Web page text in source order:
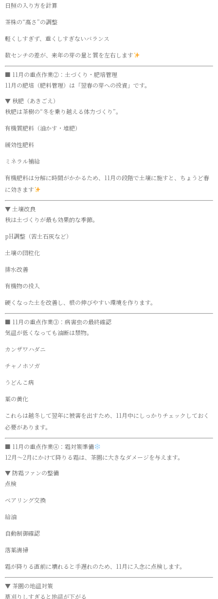
日照の入り方を計算
茶株の“高さ”の調整
軽くしすぎず、重くしすぎないバランス
数センチの差が、来年の芽の量と質を左右します
■ 11月の重点作業②：土づくり・肥培管理
11月の肥培（肥料管理）は「翌春の芽への投資」です。
▼ 秋肥（あきごえ）
秋肥は茶樹の“冬を乗り越える体力づくり”。
有機質肥料（油かす・堆肥）
緩効性肥料
ミネラル補給
有機肥料は分解に時間がかかるため、11月の段階で土壌に施すと、ちょうど春
に効きます
▼ 土壌改良
秋は土づくりが最も効果的な季節。
pH調整（苦土石灰など）
土壌の団粒化
排水改善
有機物の投入
硬くなった土を改善し、根の伸びやすい環境を作ります。
■ 11月の重点作業③：病害虫の最終確認
気温が低くなっても油断は禁物。
カンザワハダニ
チャノホソガ
うどんこ病
葉の黄化
これらは越冬して翌年に被害を出すため、11月中にしっかりチェックしておく
必要があります。
■ 11月の重点作業④：霜対策準備
12月〜2月にかけて降りる霜は、茶園に大きなダメージを与えます。
▼ 防霜ファンの整備
点検
ベアリング交換
給油
自動制御確認
落葉清掃
霜が降りる直前に壊れると手遅れのため、11月に入念に点検します。
▼ 茶園の地温対策
草刈りしすぎると地温が下がる